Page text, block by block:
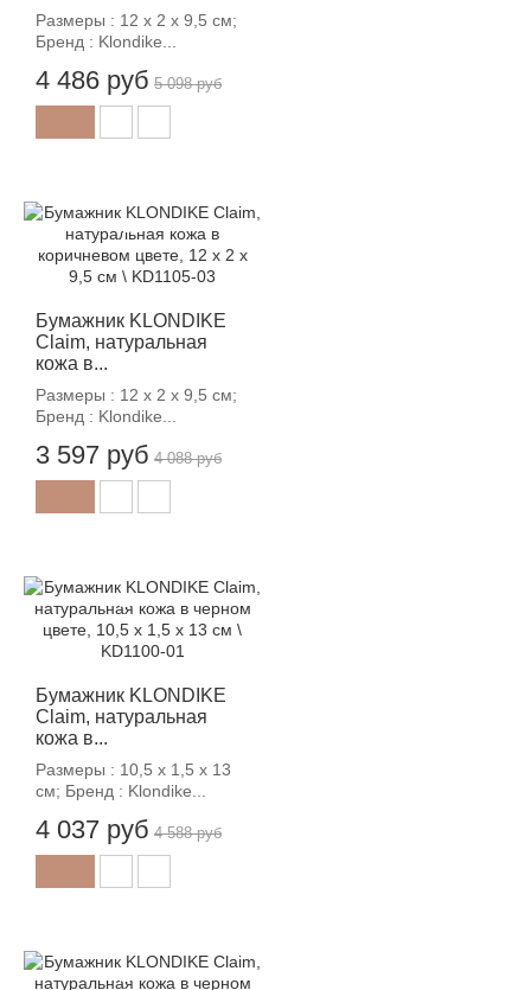
Размеры : 12 х 2 х 9,5 см;
Бренд : Klondike...
4 486 руб 5 098 руб
Бумажник KLONDIKE
Claim, натуральная
кожа в...
Размеры : 12 х 2 х 9,5 см;
Бренд : Klondike...
3 597 руб 4 088 руб
Бумажник KLONDIKE
Claim, натуральная
кожа в...
Размеры : 10,5 х 1,5 х 13
см; Бренд : Klondike...
4 037 руб 4 588 руб